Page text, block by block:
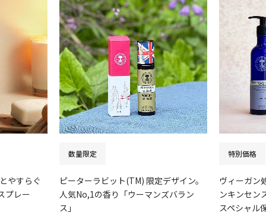
やすらぐ
プレー
数量限定
ピーターラビット(TM) 限定デザイン。
人気No,1の香り「ウーマンズバラン
ス」
特別価格
ヴィーガン
ンキンセン
スペシャル